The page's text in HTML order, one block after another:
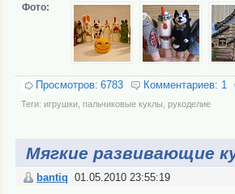
Фото:
Просмотров: 6783 Комментариев: 1
Теги: игрушки, пальчиковые куклы рукоделие
Мягкие развивающие
bantiq
01.05.2010 23:55:19